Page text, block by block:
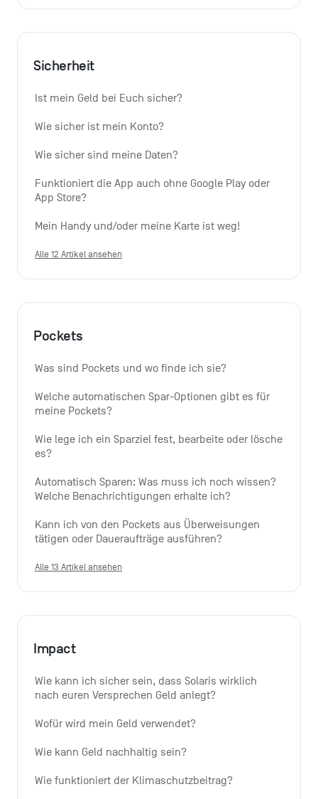
Sicherheit
Ist mein Geld bei Euch sicher?
Wie sicher ist mein Konto?
Wie sicher sind meine Daten?
Funktioniert die App auch ohne Google Play oder
App Store?
Mein Handy und/oder meine Karte ist weg!
Alle 12 Artikel ansehen
Pockets
Was sind Pockets und wo finde ich sie?
Welche automatischen Spar-Optionen gibt es für
meine Pockets?
Wie lege ich ein Sparziel fest, bearbeite oder lösche
es?
Automatisch Sparen: Was muss ich noch wissen?
Welche Benachrichtigungen erhalte ich?
Kann ich von den Pockets aus Überweisungen
tätigen oder Daueraufträge ausführen?
Alle 13 Artikel ansehen
Impact
Wie kann ich sicher sein, dass Solaris wirklich
nach euren Versprechen Geld anlegt?
Wofür wird mein Geld verwendet?
Wie kann Geld nachhaltig sein?
Wie funktioniert der Klimaschutzbeitrag?